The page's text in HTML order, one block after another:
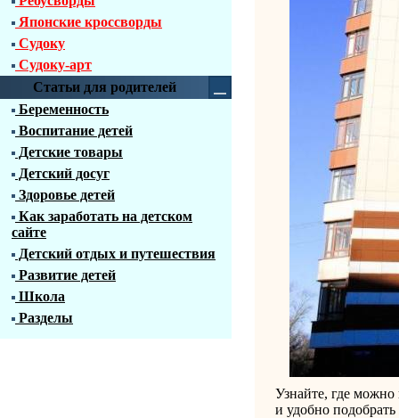
Японские кроссворды
Судоку
Судоку-арт
Статьи для родителей
Беременность
Воспитание детей
Детские товары
Детский досуг
Здоровье детей
Как заработать на детском
сайте
Детский отдых и путешествия
Развитие детей
Школа
Разделы
Узнайте, где можно
и удобно